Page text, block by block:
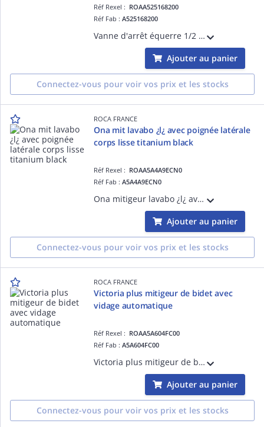
Réf Rexel : ROAA525168200
Réf Fab :A525168200
Vanne d'arrêt équerre 1/2 garantie 5 ans
Ajouter au panier
Connectez-vous pour voir vos prix et les stocks
ROCA FRANCE
Ona mit lavabo ¿l¿ avec poignée latérale
corps lisse titanium black
Réf Rexel : ROAA5A4A9ECN0
Réf Fab :A5A4A9ECN0
Ona mitigeur lavabo ¿l¿ avec poignée latérale corps lisse avec flexibles d'alimentation titanium black
Ajouter au panier
Connectez-vous pour voir vos prix et les stocks
ROCA FRANCE
Victoria plus mitigeur de bidet avec
vidage automatique
Réf Rexel : ROAA5A604FC00
Réf Fab :A5A604FC00
Victoria plus mitigeur de bidet avec vidage automatique
Ajouter au panier
Connectez-vous pour voir vos prix et les stocks